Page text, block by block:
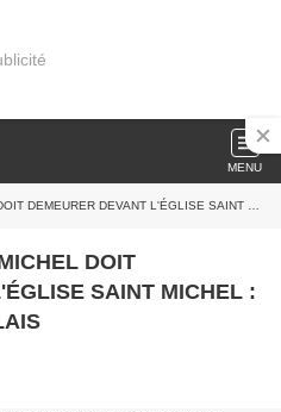
MENU
DEVANT L'ÉGLISE SAINT MICHEL : LA PAROLE AUX SABLAIS
DOIT
SAINT MICHEL :